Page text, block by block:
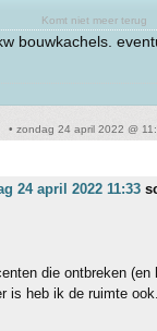
Komt niet meer terug
bouwkachels.
• zondag 24 april 2022 @
24 april 2022 11:33
die ontbreken (en
is heb ik de ruimte